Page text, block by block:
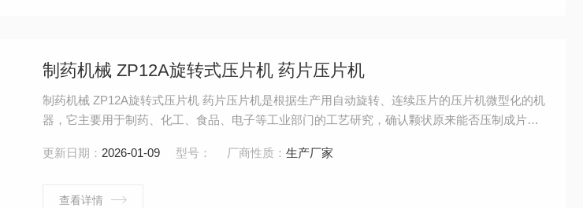
制药机械 ZP12A旋转式压片机 药片压片机
制药机械 ZP12A旋转式压片机 药片压片机是根据生产用自动旋转、连续压片的压片机微型化的机
器，它主要用于制药、化工、食品、电子等工业部门的工艺研究，确认颗状原来能否压制成片剂
10%的颗粒状原料的压制。
更新日期： 2026-01-09 型号： 厂商性质：生产厂家
查看详情